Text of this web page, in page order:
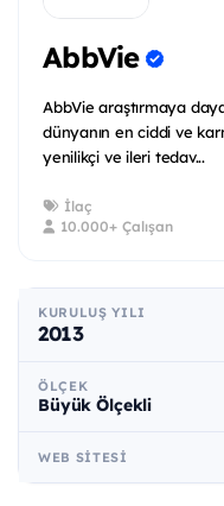
AbbVie
AbbVie araştırmaya
dünyanın en ciddi ve
yenilikçi ve ileri tedav...
İlaç
10.000+ Çalışan
KURULUŞ YILI
2013
ÖLÇEK
Büyük Ölçekli
WEB SITESI